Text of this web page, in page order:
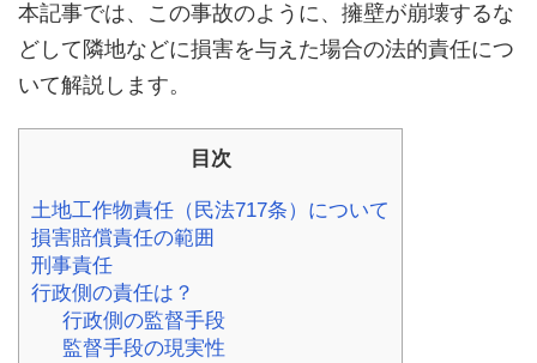
本記事では、この事故のように、擁壁が崩壊するな
どして隣地などに損害を与えた場合の法的責任につ
いて解説します。
目次
土地工作物責任（民法717条）について
損害賠償責任の範囲
刑事責任
行政側の責任は？
行政側の監督手段
監督手段の現実性